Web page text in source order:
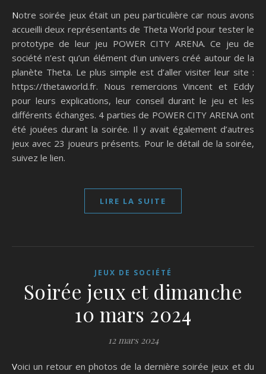
Notre soirée jeux était un peu particulière car nous avons
accueilli deux représentants de Theta World pour tester le
prototype de leur jeu POWER CITY ARENA. Ce jeu de
société n’est qu’un élément d’un univers créé autour de la
planète Theta. Le plus simple est d’aller visiter leur site :
https://thetaworld.fr. Nous remercions Vincent et Eddy
pour leurs explications, leur conseil durant le jeu et les
différents échanges. 4 parties de POWER CITY ARENA ont
été jouées durant la soirée. Il y avait également d’autres
jeux avec 23 joueurs présents. Pour le détail de la soirée,
suivez le lien.
LIRE LA SUITE
JEUX DE SOCIÉTÉ
Soirée jeux et dimanche
10 mars 2024
12 mars 2024
Voici un retour en photos de la dernière soirée jeux et du